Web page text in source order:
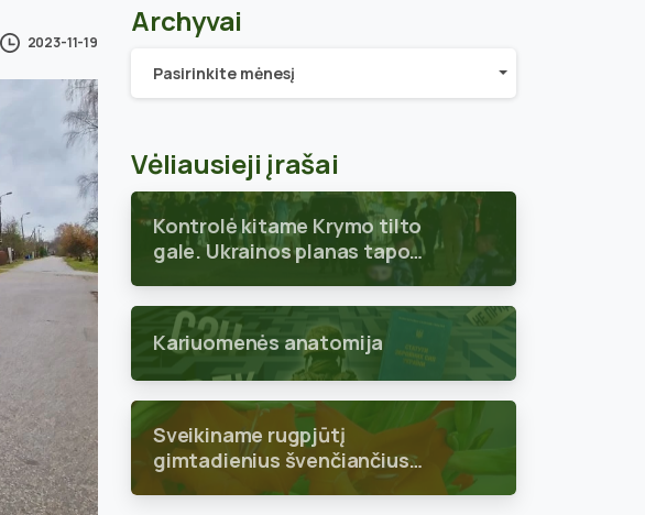
2023-11-19
Archyvai
Archyvai
Pasirinkite mėnesį
Vėliausieji įrašai
Kontrolė kitame Krymo tilto
gale. Ukrainos planas tapo
Kariuomenės anatomija
Sveikiname rugpjūtį
gimtadienius švenčiančius
skyriaus narius